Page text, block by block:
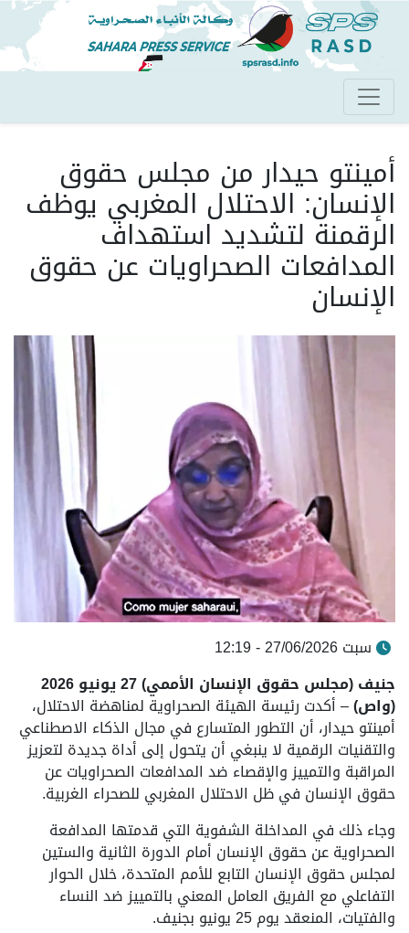
تجاوز
إلى
المحتوى
الرئيسي
أمينتو حيدار من مجلس حقوق
الإنسان: الاحتلال المغربي يوظف
الرقمنة لتشديد استهداف
المدافعات الصحراويات عن حقوق
الإنسان
سبت 27/06/2026 - 12:19
جنيف (مجلس حقوق الإنسان الأممي) 27 يونيو 2026
(واص)– أكدت رئيسة الهيئة الصحراوية لمناهضة الاحتلال،
أمينتو حيدار، أن التطور المتسارع في مجال الذكاء الاصطناعي
والتقنيات الرقمية لا ينبغي أن يتحول إلى أداة جديدة لتعزيز
المراقبة والتمييز والإقصاء ضد المدافعات الصحراويات عن
حقوق الإنسان في ظل الاحتلال المغربي للصحراء الغربية.
وجاء ذلك في المداخلة الشفوية التي قدمتها المدافعة
الصحراوية عن حقوق الإنسان أمام الدورة الثانية والستين
لمجلس حقوق الإنسان التابع للأمم المتحدة، خلال الحوار
التفاعلي مع الفريق العامل المعني بالتمييز ضد النساء
والفتيات، المنعقد يوم 25 يونيو بجنيف.